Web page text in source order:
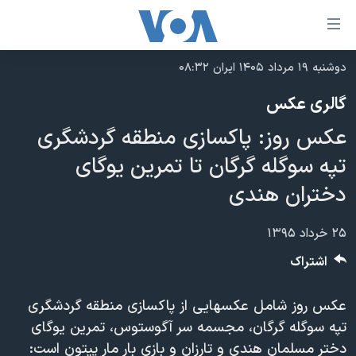
لینکهای
قابل
دسترسی
جهش
محتوای
اصلی
جهش
به
صفحه
جهش
جستجو
نسخه سبک وب‌سایت
موضوع ها
ایران
آمریکا
جهان
ورزشی
ویژه برنامه‌ها
ویدیوها
برنامه های تلویزیونی
جدول برنامه ها
صفحه‌های ویژه
جام جهانی ۲۰۲۶
۲۵۰سالگی آمریکا
بایگانی برنامه‌های تلویزیونی
فرکانس‌های صدای آمریکا
یادگیری زبان انگلیسی
دوشنبه ۱۹ مرداد ۱۴۰۵ ایران ۰۸:۳۲
گالری عکس
عکس روز: پاکسازی منطقه گردشگری
تپه سوگله گرگان تا تمرین یوگای
دختران هندی
۲۵ خرداد ۱۳۹۵
عکس روز شامل عکسهایی از پاکسازی منطقه گردشگری
تپه سوگله گرگان، مجسمه سر آگوستوس، تمرین یوگای
دختر مسلمان هندی و تارزان و بازی بار مار پیتون است:
اشتراک